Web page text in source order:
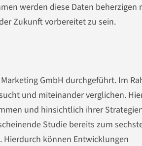
werden diese Daten beherzigen
der Zukunft vorbereitet zu sein.
GmbH durchgeführt. Im
und miteinander verglichen.
und hinsichtlich ihrer
Studie bereits zum
können Entwicklungen